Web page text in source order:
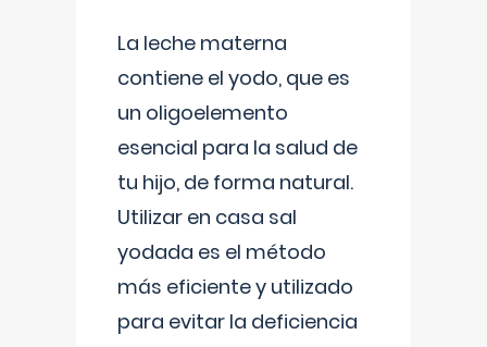
La leche materna
contiene el yodo, que es
un oligoelemento
esencial para la salud de
tu hijo, de forma natural.
Utilizar en casa sal
yodada es el método
más eficiente y utilizado
para evitar la deficiencia